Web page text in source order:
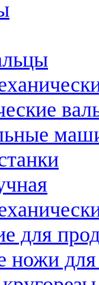
для
ножи для